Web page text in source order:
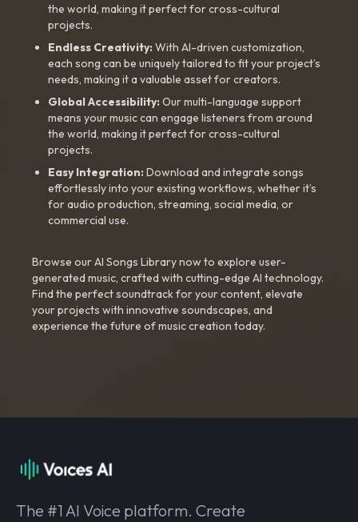
the world, making it perfect for cross-cultural
projects.
Endless Creativity:With AI-driven customization,
each song can be uniquely tailored to fit your project’s
needs, making it a valuable asset for creators.
Global Accessibility:Our multi-language support
means your music can engage listeners from around
the world, making it perfect for cross-cultural
projects.
Easy Integration:Download and integrate songs
effortlessly into your existing workflows, whether it’s
for audio production, streaming, social media, or
commercial use.
Browse our AI Songs Library now to explore user-
generated music, crafted with cutting-edge AI technology.
Find the perfect soundtrack for your content, elevate
your projects with innovative soundscapes, and
experience the future of music creation today.
The #1 AI Voice platform. Create